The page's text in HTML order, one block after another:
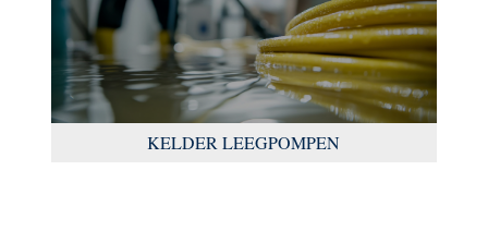
KELDER LEEGPOMPEN